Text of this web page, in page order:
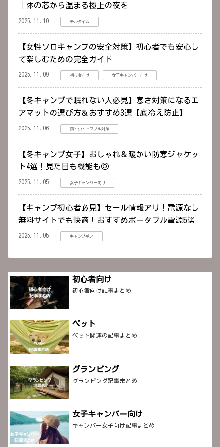
｜体の芯から温まる極上の夜を
2025.11.10 チルタイム
【女性ソロキャンプの安全対策】初心者でも安心し
て楽しむための完全ガイド
2025.11.09 初心者向け 女子キャンパー向け
【冬キャンプで眠れない人必見】寒さ対策になるエ
アマットの選び方＆おすすめ3選【底冷え防止】
2025.11.06 雨・虫・トラブル対策
【冬キャンプ女子】おしゃれ＆暖かい防寒ジャケッ
ト4選！見た目も機能も◎
2025.11.05 女子キャンパー向け
【キャンプ初心者必見】セール情報アリ！電源なし
無料サイトでも快適！おすすめポータブル電源5選
2025.11.05 キャンプギア
初心者向け
初心者向け記事まとめ
ペット
ペット関連の記事まとめ
グランピング
グランピング記事まとめ
女子キャンパー向け
キャンパー女子向け記事まとめ